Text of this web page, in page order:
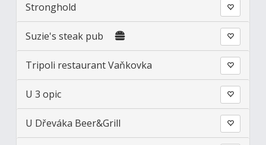
Stronghold
Suzie's steak pub
Tripoli restaurant Vaňkovka
U 3 opic
U Dřeváka Beer&Grill